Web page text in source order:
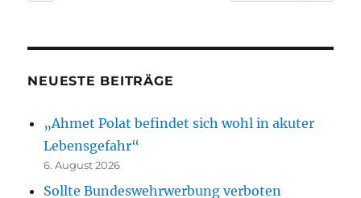
NEUESTE BEITRÄGE
„Ahmet Polat befindet sich wohl in akuter
Lebensgefahr“
6. August 2026
Sollte Bundeswehrwerbung verboten